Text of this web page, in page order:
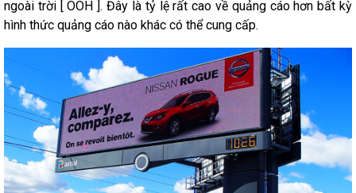
ngoài trời [ OOH ]. Đây là tỷ lệ rất cao về quảng cáo hơn bất kỳ
hình thức quảng cáo nào khác có thể cung cấp.